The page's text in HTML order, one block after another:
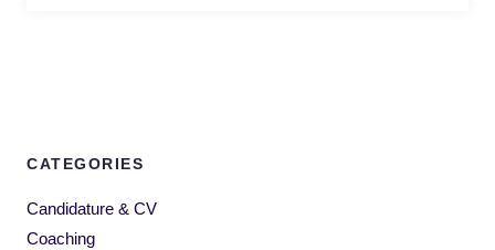
CATEGORIES
Candidature & CV
Coaching